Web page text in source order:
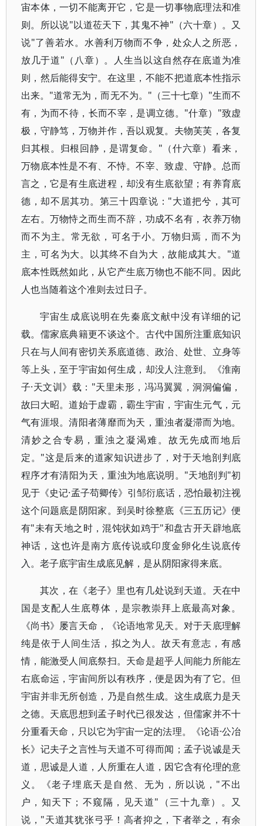
宙本体，一切不能离开它，它是一切事物底理法和准
则。所以说"以道莅天下，其鬼不神"（六十章）。又
说"了善若水。水善利万物而不争，处众人之所恶，
放几于道"（八章）。人生当以这自然存在底道为准
则，然后能得安宁。在这里，不能不把道底本性指示
出来。"道常无为，而无不为。"（三十七章）"生而不
有，为而不待，长而不宰，是调立德。"什章）"致虚
极，守静笃，万物并作，吾以观复。夫物芙芙，各复
归其根。归根回静，是谓复命。"（什六章）看来，
万物底本性是不有、不恃。不宰、致虚、守静。总而
言之，它是有生底进程，却没有生底欲望；有养育底
德，却不居其功。第三十四章说："大道把兮，其可
左右。万物恃之而生而不辞，功成不名有，衣养万物
而不为主。常无欲，可名于小。万物归焉，而不为
主，可名为大。以其终不自为大，故能成其大。"道
底本性既然如此，从它产生底万物也不能不同。因此
人也当随着这个准则去过日子。
宇宙生成底说明在先秦底文献中没有详细的记
载。儒家底典籍更不谈这个。古代中国所注重底知识
只在与人间有密切关系底道德、政治、处世、立身等
等上头，至于宇宙如何生成，却没人注意到。《淮南
子·天文训》载："天里未形，冯冯翼翼，洞洞偏偏，
故曰大昭。道始于虚霸，霸生宇宙，宇宙生元气，元
气有涯垠。清阳者薄靡而为天，重浊者凝滞而为地。
清妙之合专易，重浊之凝渴难。故无先成而地后
定。"这是后来的道家知识进步了，对于天地剖判底
程序才有清阳为天，重浊为地底说明。"天地剖判"初
见于《史记·孟子苟卿传》引邹衍底话，恐怕最初注视
这个问题底是阴阳家。到吴时徐整底《三五历记》便
有"未有天地之时，混饨状如鸡于"和盘古开天辟地底
神话，这也许是南方底传说或印度金卵化生说底传
入。老子底宇宙生成底见解，是从阴阳家得来底。
其次，在《老子》里也有几处说到天道。天在中
国是支配人生底尊体，是宗教崇拜上底最高对象。
《尚书》屡言天命，《论语地常见天。对于天底理解
纯是依于人间生活，拟之为人。故天有意志，有感
情，能激受人间底祭扫。天命是超乎人间能力所能左
右底命运，宇宙间所以有秩序，便是因为有了它。但
宇宙并非无所创造，乃是自然生成。这生成底力是天
之德。天底思想到孟子时代已很发达，但儒家并不十
分重看天命，只以它为宇宙一定的法理。《论语·公冶
长》记夫子之言性与天道不可得而闻；孟子说诚是天
道，思诚是人道，人所重在人道，因它含有伦理的意
义。《老子埋底天是自然、无为，所以说，"不出
户，知天下；不窥隔，见天道"（三十九章）。又
说，"天道其犹张弓乎！高者抑之，下者举之，有余